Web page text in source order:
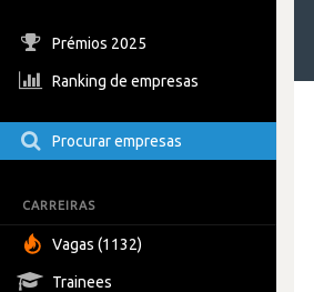
Prémios 2025
Ranking de empresas
Procurar empresas
CARREIRAS
Vagas (1132)
Trainees